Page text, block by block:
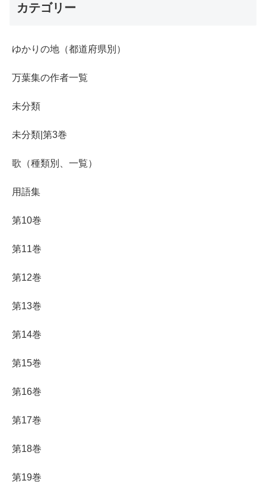
カテゴリー
ゆかりの地（都道府県別）
万葉集の作者一覧
未分類
未分類|第3巻
歌（種類別、一覧）
用語集
第10巻
第11巻
第12巻
第13巻
第14巻
第15巻
第16巻
第17巻
第18巻
第19巻